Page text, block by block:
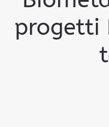
progetti